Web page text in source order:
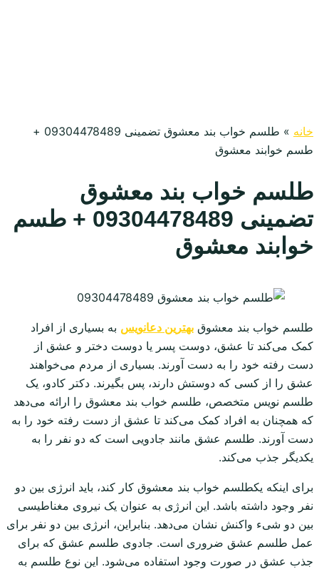
خانه »
طلسم خواب بند معشوق تضمینی 09304478489 +
طسم خوابند معشوق
طلسم خواب بند معشوق
تضمینی 09304478489 + طسم
خوابند معشوق
طلسم خواب بند معشوق بهترین دعانویس به بسیاری از افراد
کمک می‌کند تا عشق، دوست پسر یا دوست دختر و عشق از
دست رفته خود را به دست آورند. بسیاری از مردم می‌خواهند
عشق را از کسی که دوستش دارند، پس بگیرند. دکتر کادو، یک
طلسم نویس متخصص، طلسم خواب بند معشوق را ارائه می‌دهد
که همچنان به افراد کمک می‌کند تا عشق از دست رفته خود را به
دست آورند. طلسم عشق مانند جادویی است که دو نفر را به
یکدیگر جذب می‌کند.
برای اینکه یکطلسم خواب بند معشوق کار کند، باید انرژی بین دو
نفر وجود داشته باشد. این انرژی به عنوان یک نیروی مغناطیسی
بین دو شیء واکنش نشان می‌دهد. بنابراین، انرژی بین دو نفر برای
عمل طلسم عشق ضروری است. جادوی طلسم عشق که برای
جذب عشق در صورت وجود استفاده می‌شود. این نوع طلسم به